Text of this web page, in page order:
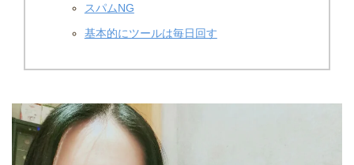
スパムNG
基本的にツールは毎日回す